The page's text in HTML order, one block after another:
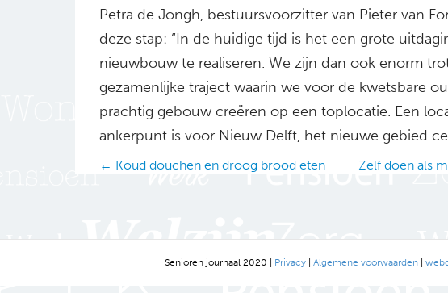
Petra de Jongh, bestuursvoorzitter van Pieter van
deze stap: “In de huidige tijd is het een grote
nieuwbouw te realiseren. We zijn dan ook enorm
gezamenlijke traject waarin we voor de kwetsbare
prachtig gebouw creëren op een toplocatie. Een
ankerpunt is voor Nieuw Delft, het nieuwe gebied
Posts
← Koud douchen en droog brood eten Zelf doen als
Senioren journaal 2020 | Privacy | Algemene voorwaarden |